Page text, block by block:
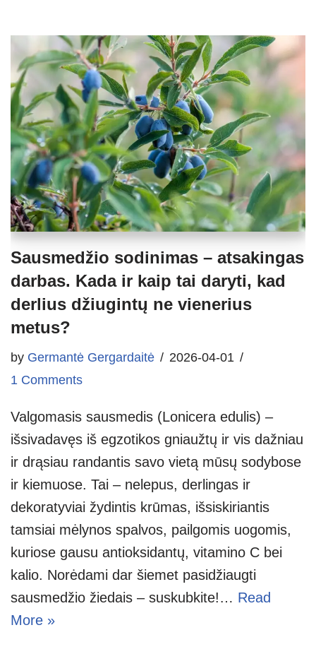
Sausmedžio sodinimas – atsakingas
darbas. Kada ir kaip tai daryti, kad
derlius džiugintų ne vienerius
metus?
by Germantė Gergardaitė
2026-04-01
1 Comments
Valgomasis sausmedis (Lonicera edulis) –
išsivadavęs iš egzotikos gniaužtų ir vis dažniau
ir drąsiau randantis savo vietą mūsų sodybose
ir kiemuose. Tai – nelepus, derlingas ir
dekoratyviai žydintis krūmas, išsiskiriantis
tamsiai mėlynos spalvos, pailgomis uogomis,
kuriose gausu antioksidantų, vitamino C bei
kalio. Norėdami dar šiemet pasidžiaugti
sausmedžio žiedais – suskubkite!… Read
More »